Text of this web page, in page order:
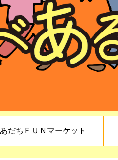
あだちＦＵＮマーケット